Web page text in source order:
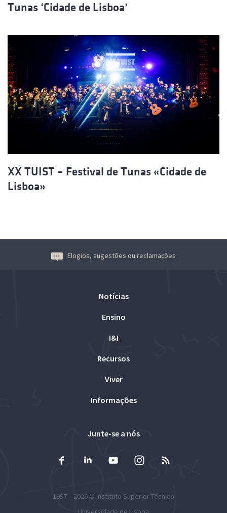
Tunas ‘Cidade de Lisboa’
XX TUIST – Festival de Tunas «Cidade de
Lisboa»
Elogios, sugestões ou reclamações
Notícias
Ensino
I&I
Recursos
Viver
Informações
Junte-se a nós
1997 – 2026 © Instituto Superior Técnico